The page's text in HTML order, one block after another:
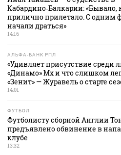
Кабардино‑Балкарии: «Бывало,
прилично прилетало. С одним
начали драться»
14:16
АЛЬФА-БАНК РПЛ
«Удивляет присутствие среди
«Динамо» Мх и что слишком
«Зенит» — Журавель о старте
14:01
ФУТБОЛ
Футболисту сборной Англии
предъявлено обвинение в
клубе
13:32